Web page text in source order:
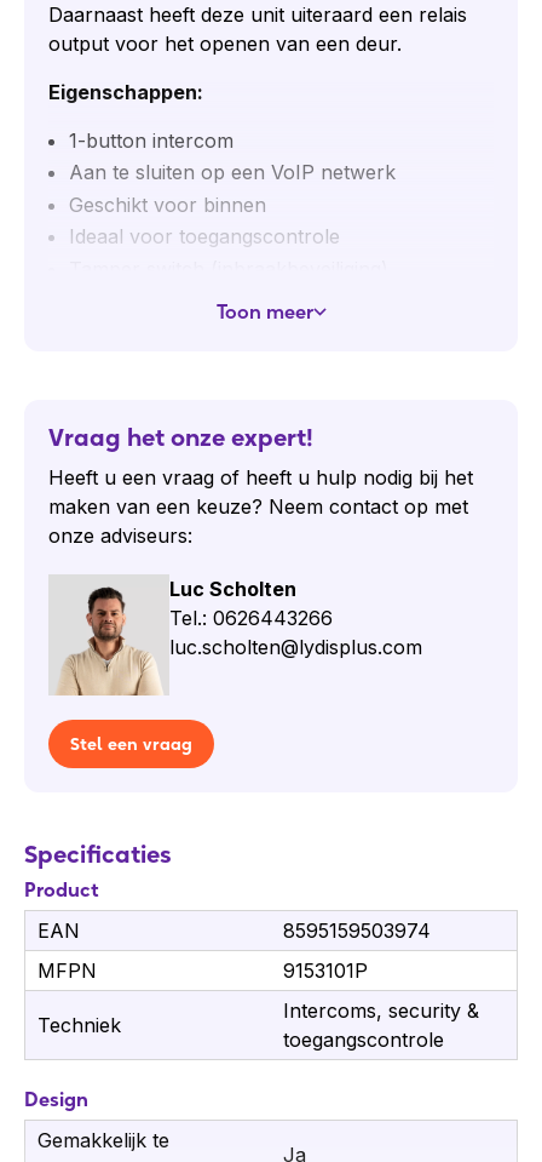
Daarnaast heeft deze unit uiteraard een relais
output voor het openen van een deur.
Eigenschappen:
1-button intercom
Aan te sluiten op een VoIP netwerk
Geschikt voor binnen
Ideaal voor toegangscontrole
IP54-gecertificeerd (stof- en spatwaterdicht)
Eenvoudig te installeren
NC/NO Uitgangsrelais (max 30V/1A)
Spannings Uitgangsrelais (8-12V)
Intercom ip uni
Toon meer
Vraag het onze expert!
Heeft u een vraag of heeft u hulp nodig bij het
maken van een keuze? Neem contact op met
onze adviseurs:
Luc Scholten
Tel.: 0626443266
luc.scholten@lydisplus.com
Stel een vraag
Specificaties
Product
EAN
8595159503974
MFPN
9153101P
Techniek
Intercoms, security &
toegangscontrole
Design
Gemakkelijk te
Ja